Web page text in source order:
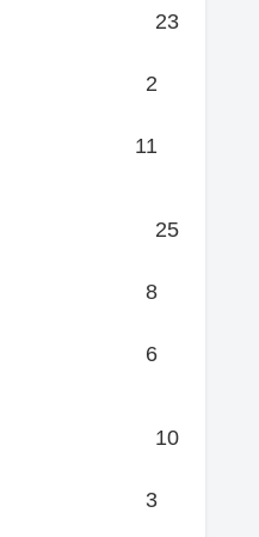
23
2
11
25
8
6
10
3